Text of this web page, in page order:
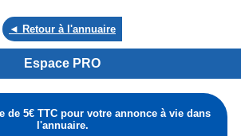
◄ Retour à l'annuaire
Espace PRO
de 5€ TTC pour votre annonce à vie dans
l'annuaire.